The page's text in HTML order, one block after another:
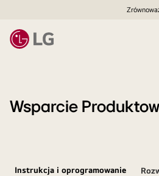
Wsparcie
Instrukcja i oprogramowanie